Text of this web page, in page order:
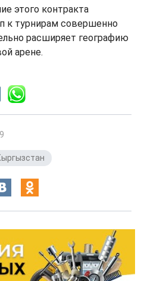
этого контракта
к турнирам совершенно
расширяет географию
арене.